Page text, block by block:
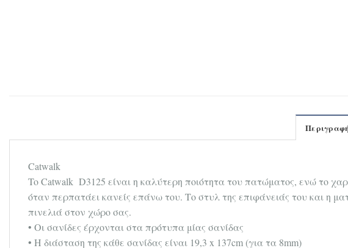
Catwalk
To Catwalk D3125 είναι η καλύτερη ποιότητα του πατώματος, ενώ το
όταν περπατάει κανείς επάνω του. Το στυλ της επιφάνειάς του και η
πινελιά στον χώρο σας.
• Οι σανίδες έρχονται στα πρότυπα μίας σανίδας
• Η διάσταση της κάθε σανίδας είναι 19,3 x 137cm (για τα 8mm)